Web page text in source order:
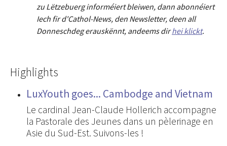
zu Lëtzebuerg informéiert bleiwen, dann abonnéiert
Iech fir d'Cathol-News, den Newsletter, deen all
Donneschdeg erauskënnt, andeems dirhei klickt.
Highlights
LuxYouth goes... Cambodge and Vietnam
Le cardinal Jean-Claude Hollerich accompagne
la Pastorale des Jeunes dans un pèlerinage en
Asie du Sud-Est. Suivons-les !